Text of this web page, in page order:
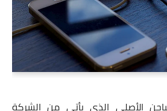
الأصلي الذي يأتي من الشركة